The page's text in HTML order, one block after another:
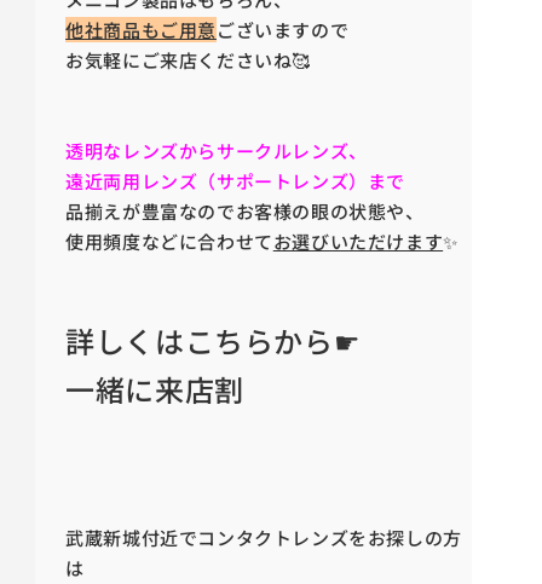
他社商品もご用意ございますので
お気軽にご来店くださいね🥰
透明なレンズからサークルレンズ、
遠近両用レンズ（サポートレンズ）まで
品揃えが豊富なのでお客様の眼の状態や、
使用頻度などに合わせてお選びいただけます✨
詳しくはこちらから☛
一緒に来店割
武蔵新城付近でコンタクトレンズをお探しの方
は